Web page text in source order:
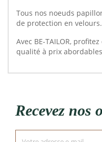
Tous nos noeuds
de protection en velours.
Avec BE-TAILOR,
qualité à prix
Recevez nos